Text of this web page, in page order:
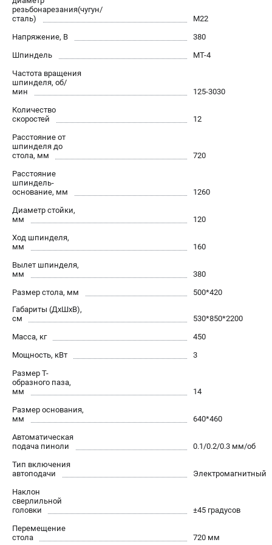
проспект Александровской Фермы, 29АЛ
резьбонарезания(чугун/
сталь)
M22
Напряжение, В
380
Шпиндель
МТ-4
Частота вращения
шпинделя, об/
мин
125-3030
Количество
скоростей
12
Расстояние от
шпинделя до
стола, мм
720
Расстояние
шпиндель-
основание, мм
1260
Диаметр стойки,
мм
120
Ход шпинделя,
мм
160
Вылет шпинделя,
мм
380
Размер стола, мм
500*420
Габариты (ДхШхВ),
см
530*850*2200
Масса, кг
450
Мощность, кВт
3
Размер Т-
образного паза,
мм
14
Размер основания,
мм
640*460
Автоматическая
подача пиноли
0.1/0.2/0.3 мм/об
Тип включения
автоподачи
Электромагнитный
Наклон
сверлильной
головки
±45 градусов
Перемещение
стола
720 мм